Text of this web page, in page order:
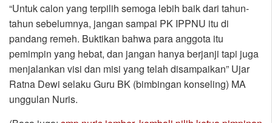
“Untuk calon yang terpilih semoga lebih baik dari tahun-
tahun sebelumnya, jangan sampai PK IPPNU itu di
pandang remeh. Buktikan bahwa para anggota itu
pemimpin yang hebat, dan jangan hanya berjanji tapi juga
menjalankan visi dan misi yang telah disampaikan” Ujar
Ratna Dewi selaku Guru BK (bimbingan konseling) MA
unggulan Nuris.